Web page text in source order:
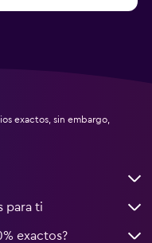
exactos, sin embargo,
para ti
exactos?